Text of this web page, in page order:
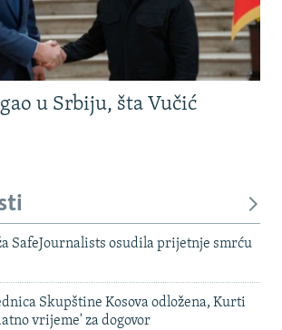
u Srbiju, šta Vučić
SafeJournalists osudila prijetnje smrću
Skupštine Kosova odložena, Kurti
vrijeme' za dogovor